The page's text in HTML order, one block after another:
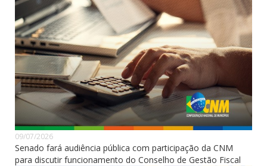
09/07/2026
Senado fará audiência pública com participação da CNM
para discutir funcionamento do Conselho de Gestão Fiscal